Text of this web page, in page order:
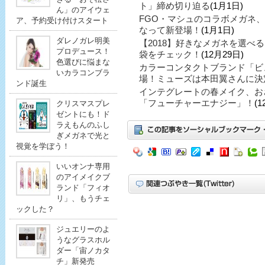
ん」のアイウェ
ア、予約受け付けスタート
ダレノガレ明美
プロデュース！
色選びに悩まな
いカラコンブラ
ンド誕生
クリスマスプレ
ゼントにも！ド
ラえもんのふし
ぎメガネで光と
視覚を学ぼう！
いいオンナ専用
のアイメイクブ
ランド「フィオ
リ」、もうチェ
ックした？
ジュエリーのよ
うなグラスホル
ダー「宙ノカタ
チ」新発売
ト」締め切り迫る(1月1日)
FGO・マシュのコラボメガネ
なって新登場！ (1月1日)
【2018】好きなメガネを選べ
袋をチェック！ (12月29日)
カラーコンタクトブランド「
場！ミューズは本田翼さんに決
インテグレートの春メイク、
「フューチャーエナジー」！